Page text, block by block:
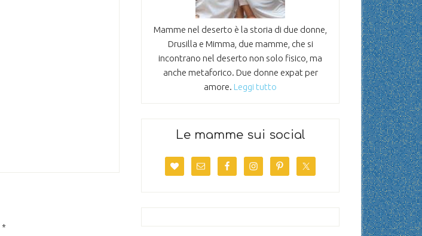
*
Mamme nel deserto è la storia di due donne,
Drusilla e Mimma, due mamme, che si
incontrano nel deserto non solo fisico, ma
anche metaforico. Due donne expat per
amore. Leggi tutto
Le mamme sui social